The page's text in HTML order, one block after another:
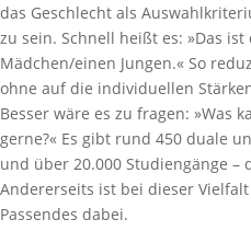
das Geschlecht als
zu sein. Schnell heißt es: »Das
Mädchen/einen Jungen.« So
ohne auf die individuellen
Besser wäre es zu fragen: »Was
gerne?« Es gibt rund 450 duale
und über 20.000 Studiengänge
Andererseits ist bei dieser
Passendes dabei.